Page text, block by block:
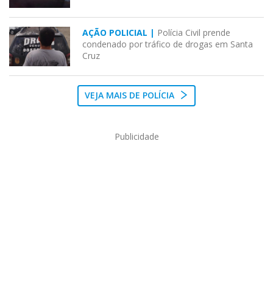
AÇÃO POLICIAL | Polícia Civil prende
condenado por tráfico de drogas em Santa
Cruz
VEJA MAIS DE POLÍCIA
Publicidade